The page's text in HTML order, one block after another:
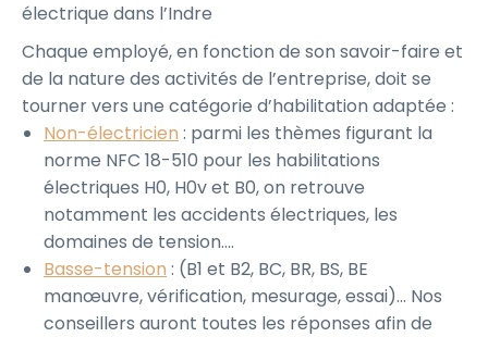
électrique dans l’Indre
Chaque employé, en fonction de son savoir-faire et
de la nature des activités de l’entreprise, doit se
tourner vers une catégorie d’habilitation adaptée :
Non-électricien : parmi les thèmes figurant la
norme NFC 18-510 pour les habilitations
électriques H0, H0v et B0, on retrouve
notamment les accidents électriques, les
domaines de tension….
Basse-tension : (B1 et B2, BC, BR, BS, BE
manœuvre, vérification, mesurage, essai)… Nos
conseillers auront toutes les réponses afin de